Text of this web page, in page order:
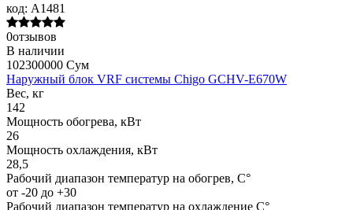
код: A1481
0отзывов
В наличии
102300000 Сум
Наружный блок VRF системы Chigo GCHV-E670W
Вес, кг
142
Мощность обогрева, кВт
26
Мощность охлаждения, кВт
28,5
Рабочий диапазон температур на обогрев, С°
от -20 до +30
Рабочий диапазон температур на охлаждение С°